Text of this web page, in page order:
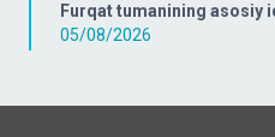
Furqat tumanining asosiy
05/08/2026